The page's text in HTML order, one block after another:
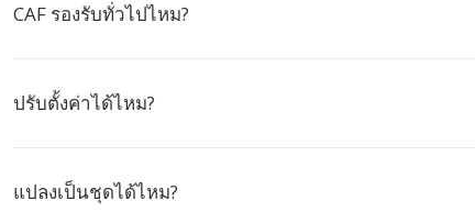
CAF รองรับทั่วไปไหม?
ปรับตั้งค่าได้ไหม?
แปลงเป็นชุดได้ไหม?